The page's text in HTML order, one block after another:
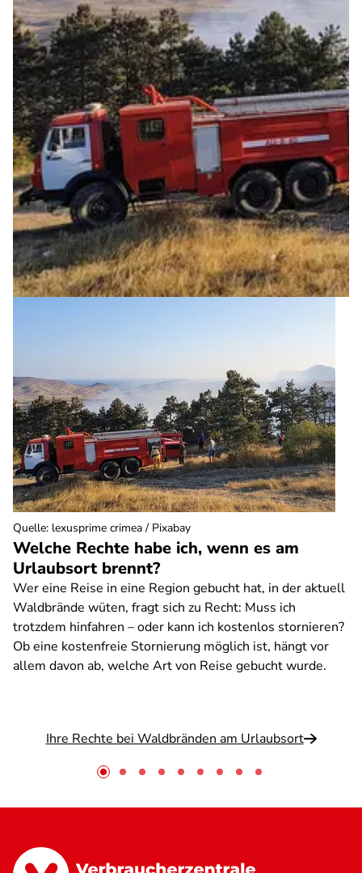
Welche Rechte habe ich, wenn es am
Urlaubsort brennt?
Wer eine Reise in eine Region gebucht hat, in der aktuell
Waldbrände wüten, fragt sich zu Recht: Muss ich
trotzdem hinfahren – oder kann ich kostenlos stornieren?
Ob eine kostenfreie Stornierung möglich ist, hängt vor
allem davon ab, welche Art von Reise gebucht wurde.
Ihre Rechte bei Waldbränden am Urlaubsort
Quelle: lexusprime crimea / Pixabay